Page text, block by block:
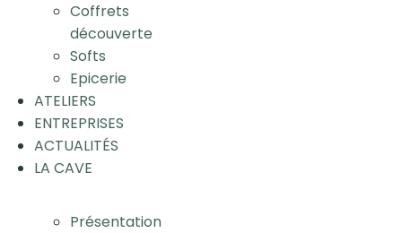
Coffrets
découverte
Softs
Epicerie
ATELIERS
ENTREPRISES
ACTUALITÉS
LA CAVE
Présentation